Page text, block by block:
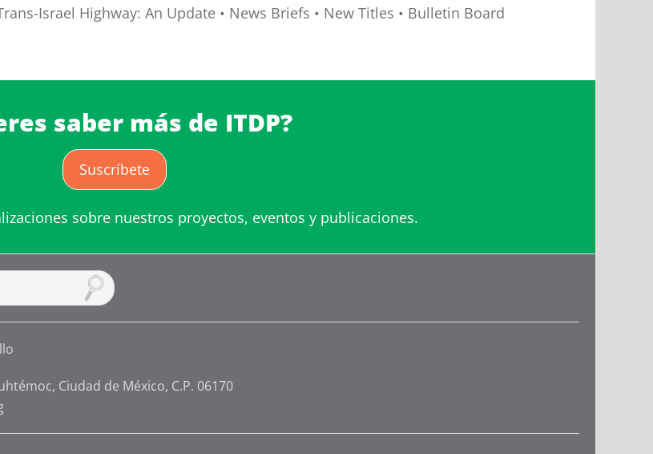
Israel Highway: An Update • News Briefs • New Titles • Bulletin Board
saber más de ITDP?
Suscríbete
sobre nuestros proyectos, eventos y publicaciones.
Ciudad de México, C.P. 06170